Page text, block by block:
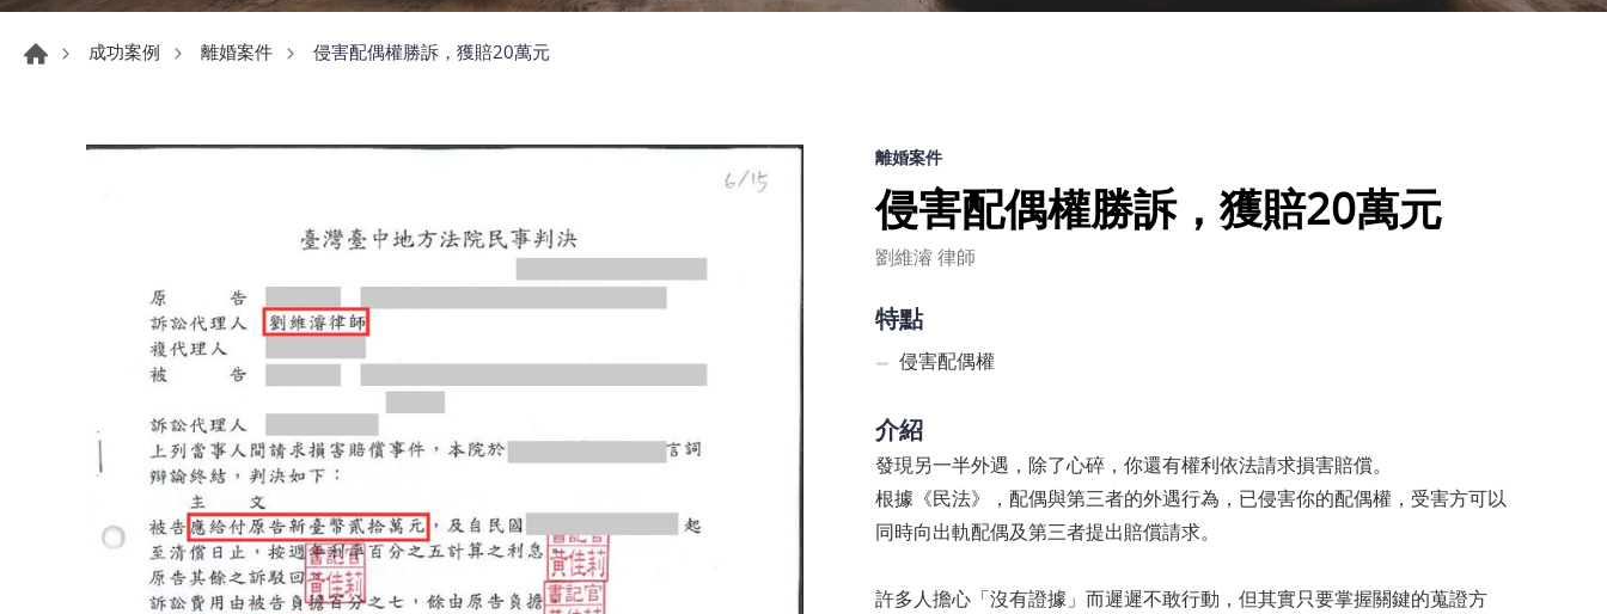
成功案例 離婚案件 侵害配偶權勝訴，獲賠20萬元
離婚案件
侵害配偶權勝訴，獲賠20萬元
劉維濬 律師
特點
侵害配偶權
介紹
發現另一半外遇，除了心碎，你還有權利依法請求損害賠償。
根據《民法》，配偶與第三者的外遇行為，已侵害你的配偶權，受害方可以
同時向出軌配偶及第三者提出賠償請求。
許多人擔心「沒有證據」而遲遲不敢行動，但其實只要掌握關鍵的蒐證方